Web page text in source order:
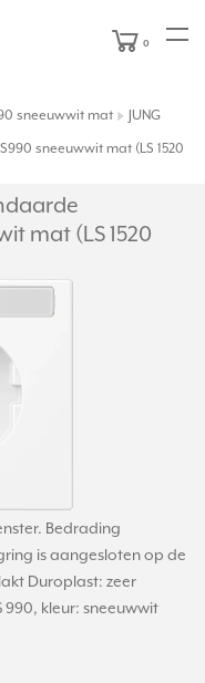
0
sneeuwwit mat
JUNG
sneeuwwit mat (LS 1520
mat (LS 1520
Bedrading
is aangesloten op de
Duroplast: zeer
990, kleur: sneeuwwit